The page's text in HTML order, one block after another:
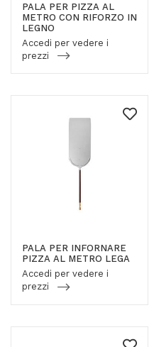
PALA PER PIZZA AL
METRO CON RIFORZO IN
LEGNO
Accedi per vedere i
prezzi
PALA PER INFORNARE
PIZZA AL METRO LEGA
Accedi per vedere i
prezzi